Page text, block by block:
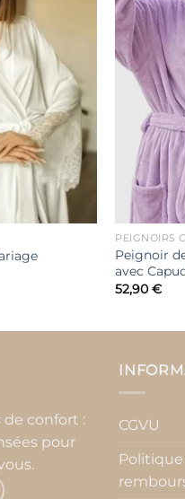
souhaits
PEIGNOIRS
Peignoir
avec
52,90€
de confort :
pour
CGVU